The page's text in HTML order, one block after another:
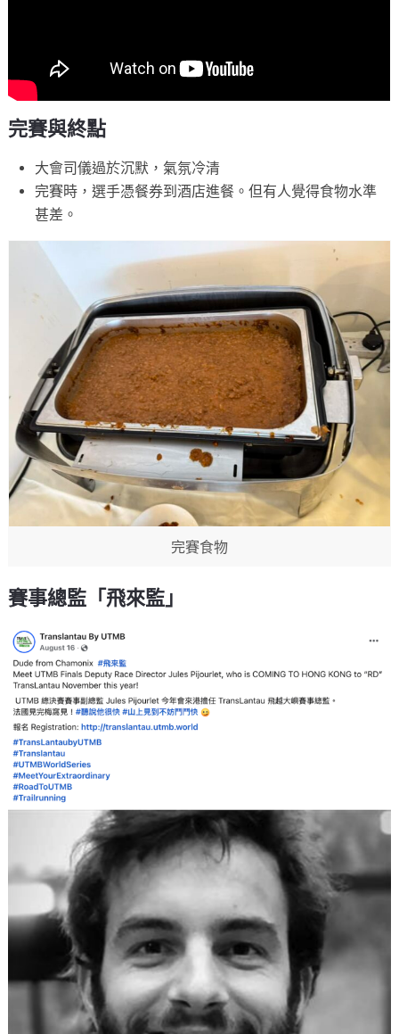
完賽與終點
大會司儀過於沉默，氣氛冷清
完賽時，選手憑餐券到酒店進餐。但有人覺得食物水準
甚差。
完賽食物
賽事總監「飛來監」